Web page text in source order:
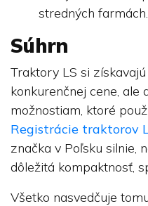
stredných farmách.
Súhrn
Traktory LS si
konkurenčnej cene, ale
možnostiam, ktoré
Registrácie traktorov
značka v Poľsku silnie,
dôležitá kompaktnosť,
Všetko nasvedčuje